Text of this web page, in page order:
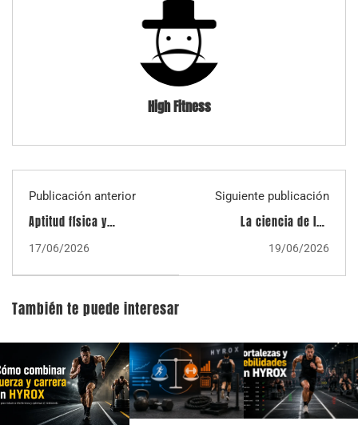
High Fitness
Publicación anterior
Aptitud física y
para los bomberos
17/06/2026
Siguiente publicación
La ciencia de las
qué y para quién
19/06/2026
También te puede interesar